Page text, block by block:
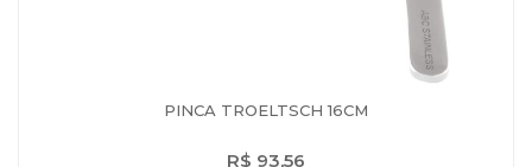
PINCA TROELTSCH 16CM
R$ 93,56